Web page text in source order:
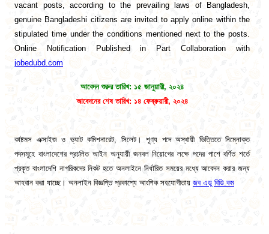
vacant posts, according to the prevailing laws of Bangladesh,
genuine Bangladeshi citizens are invited to apply online within the
stipulated time under the conditions mentioned next to the posts.
Online Notification Published in Part Collaboration with
jobedubd.com
আবেদন শুরুর তারিখ: ১৫ জানুয়ারী, ২০২৪
আবেদনের শেষ তারিখ: ১৪ ফেব্রুয়ারী, ২০২৪
কাষ্টমস এক্সাইজ ও ভ্যাট কমিশনারেট, সিলেট। শূণ্য পদে অস্থায়ী ভিত্তিতে নিম্নোক্ত
পদসমূহে বাংলাদেশের প্রচলিত আইন অনুযায়ী জনবল নিয়োগের লক্ষে পদের পাশে বর্ণিত শর্তে
প্রকৃত বাংলাদেশি নাগরিকদের নিকট হতে অনলাইনে নির্ধারিত সময়ের মধ্যে আবেদন করার জন্য
আহবান করা যাচ্ছে। অনলাইন বিজ্ঞপ্তি প্রকাশ্যে আংশিক সহযোগীতায় জব এডু বিডি.কম